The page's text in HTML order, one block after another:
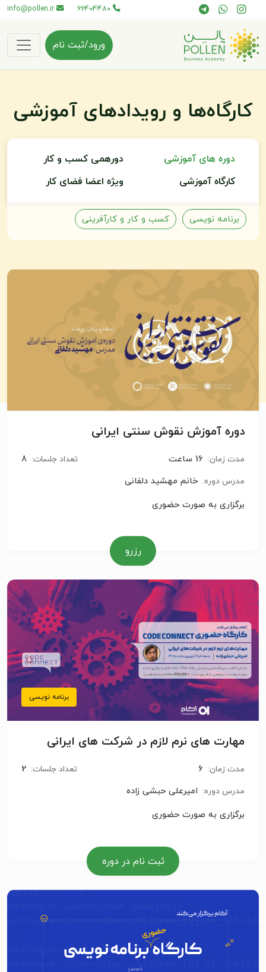
66404480
info@pollen.ir
ورود/ثبت نام
کارگاه‌ها و رویدادهای آموزشی
دوره های آموزشی
دورهمی کسب و کار
کارگاه آموزشی
ویژه اعضا فضای کار
برنامه نویسی کسب و کار و کارآفرینی
دوره آموزش نقوش سنتی ایرانی
مدت زمان: 16 ساعت تعداد جلسات: 8
مدرس دوره: خانم مهشید دلفانی
برگزاری به صورت حضوری
رزرو
برنامه نویسی
مهارت های نرم لازم در شرکت های ایرانی
مدت زمان: 6 تعداد جلسات: 2
مدرس دوره: امیرعلی حبشی زاده
برگزاری به صورت حضوری
ثبت نام در دوره